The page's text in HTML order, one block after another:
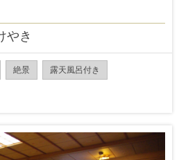
やき
絶景 露天風呂付き